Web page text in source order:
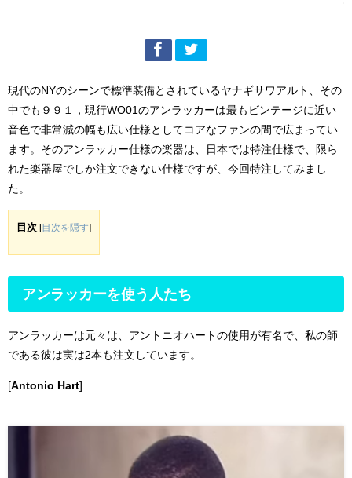
現代のNYのシーンで標準装備とされているヤナギサワアルト、その
中でも９９１，現行WO01のアンラッカーは最もビンテージに近い
音色で非常減の幅も広い仕様としてコアなファンの間で広まってい
ます。そのアンラッカー仕様の楽器は、日本では特注仕様で、限ら
れた楽器屋でしか注文できない仕様ですが、今回特注してみまし
た。
目次 [目次を隠す]
アンラッカーを使う人たち
アンラッカーは元々は、アントニオハートの使用が有名で、私の師
である彼は実は2本も注文しています。
[Antonio Hart]